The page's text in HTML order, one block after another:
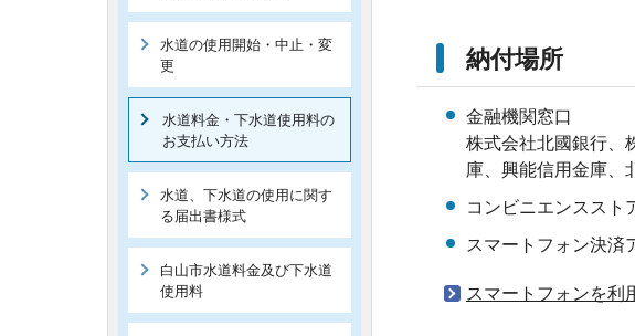
納付場所
金融機関窓口
株式会社北國銀行、
庫、興能信用金庫、
コンビニエンススト
スマートフォン決済
スマートフォンを利
水道の使用開始・中止・変
更
水道料金・下水道使用料の
お支払い方法
水道、下水道の使用に関す
る届出書様式
白山市水道料金及び下水道
使用料